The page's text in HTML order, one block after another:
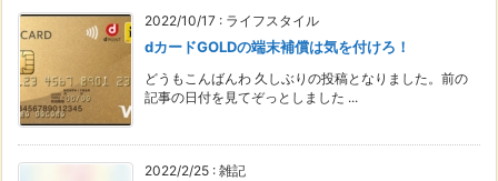
2022/10/17 : ライフスタイル
dカードGOLDの端末補償は気を付けろ！
どうもこんばんわ 久しぶりの投稿となりました。前の
記事の日付を見てぞっとしました ...
2022/2/25 : 雑記